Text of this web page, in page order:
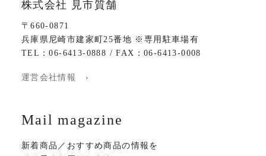
株式会社 見市質舗
〒660-0871
兵庫県尼崎市建家町25番地 ※専用駐車場有
TEL：06-6413-0888 / FAX：06-6413-0008
運営会社情報 ›
Mail magazine
新着商品／おすすめ商品の情報を